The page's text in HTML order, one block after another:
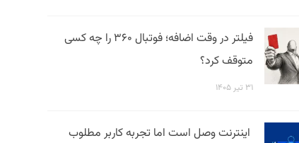
فیلتر در وقت اضافه؛ فوتبال ۳۶۰ را چه کسی
متوقف کرد؟
۳۱ تیر ۱۴۰۵
اینترنت وصل است اما تجربه کاربر مطلوب